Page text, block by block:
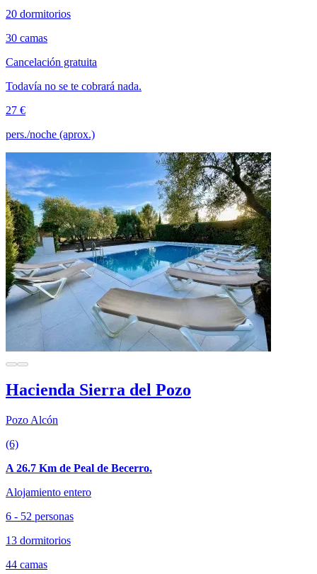
20 dormitorios
30 camas
Cancelación gratuita
Todavía no se te cobrará nada.
27 €
pers./noche (aprox.)
Hacienda Sierra del Pozo
Pozo Alcón
(6)
A 26.7 Km de Peal de Becerro.
Alojamiento entero
6 - 52 personas
13 dormitorios
44 camas